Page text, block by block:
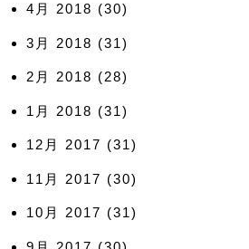
4月 2018 (30)
3月 2018 (31)
2月 2018 (28)
1月 2018 (31)
12月 2017 (31)
11月 2017 (30)
10月 2017 (31)